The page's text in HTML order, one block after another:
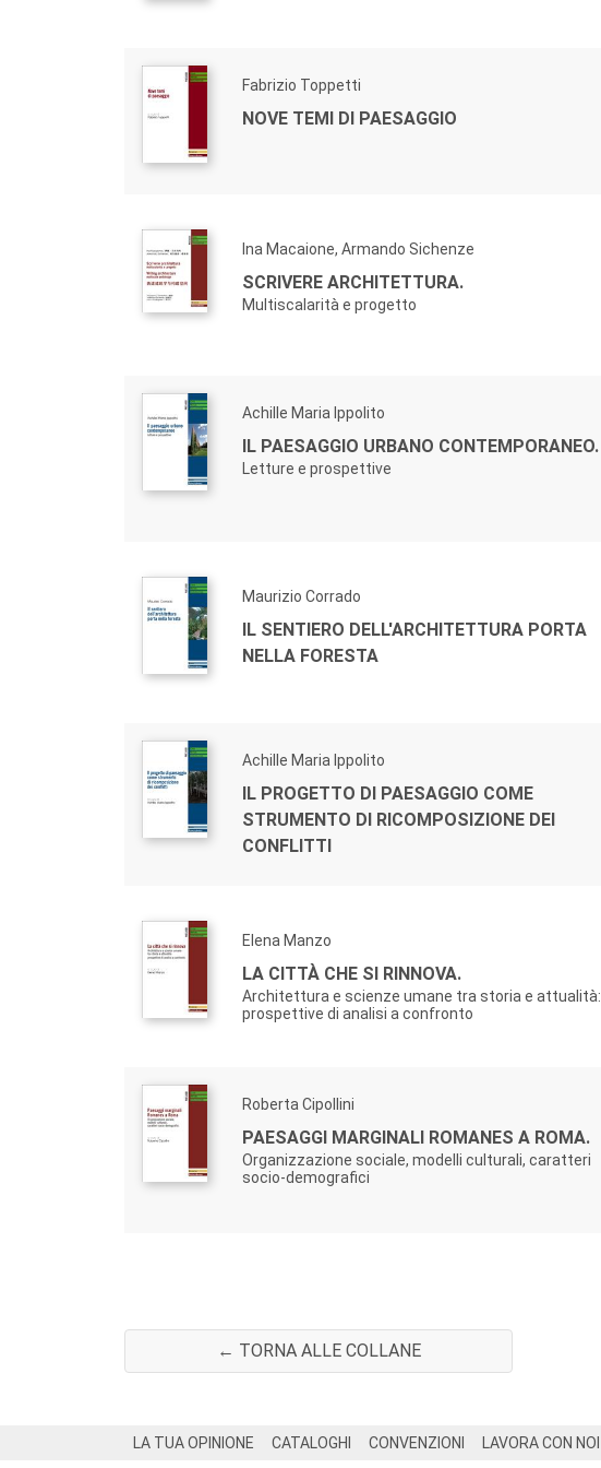
Fabrizio Toppetti
NOVE TEMI DI PAESAGGIO
Ina Macaione, Armando Sichenze
SCRIVERE ARCHITETTURA.
Multiscalarità e progetto
Achille Maria Ippolito
IL PAESAGGIO URBANO CONTEMPORANEO.
Letture e prospettive
Maurizio Corrado
IL SENTIERO DELL'ARCHITETTURA PORTA
NELLA FORESTA
Achille Maria Ippolito
IL PROGETTO DI PAESAGGIO COME
STRUMENTO DI RICOMPOSIZIONE DEI
CONFLITTI
Elena Manzo
LA CITTÀ CHE SI RINNOVA.
Architettura e scienze umane tra storia e attualità:
prospettive di analisi a confronto
Roberta Cipollini
PAESAGGI MARGINALI ROMANES A ROMA.
Organizzazione sociale, modelli culturali, caratteri
socio-demografici
← TORNA ALLE COLLANE
LA TUA OPINIONE CATALOGHI CONVENZIONI LAVORA CON NOI